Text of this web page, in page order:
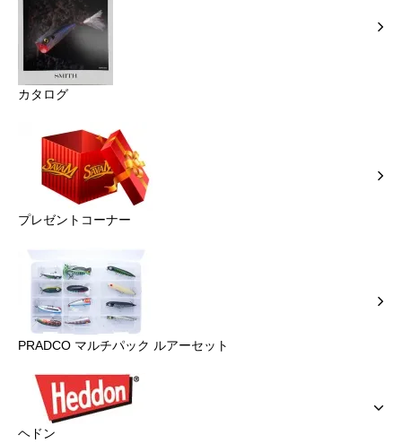
カタログ
プレゼントコーナー
PRADCO マルチパック ルアーセット
ヘドン